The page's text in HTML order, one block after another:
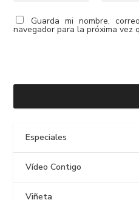
Guarda mi nombre,
navegador para la próxima vez
Especiales
Vídeo Contigo
Viñeta